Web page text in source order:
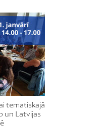
tematiskajā
un Latvijas